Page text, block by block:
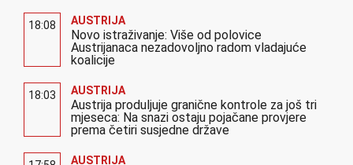
18:08 AUSTRIJA
Novo istraživanje: Više od polovice
Austrijanaca nezadovoljno radom vladajuće
koalicije
18:03 AUSTRIJA
Austrija produljuje granične kontrole za još tri
mjeseca: Na snazi ostaju pojačane provjere
prema četiri susjedne države
AUSTRIJA